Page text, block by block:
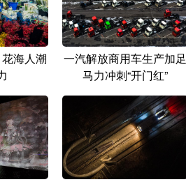
海人潮
一汽解放商用车生产加足
马力冲刺“开门红”